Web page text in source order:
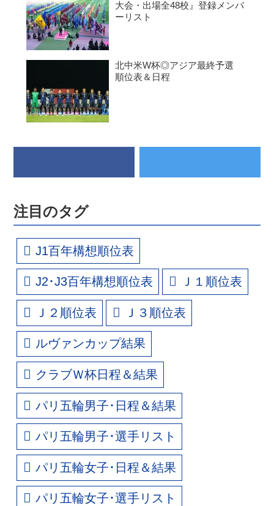
大会・出場全48校』登録メンバ
ーリスト
北中米W杯◎アジア最終予選
順位表＆日程
注目のタグ
J1百年構想順位表
J2･J3百年構想順位表 Ｊ１順位表
Ｊ２順位表 Ｊ３順位表
ルヴァンカップ結果
クラブＷ杯日程＆結果
パリ五輪男子･日程＆結果
パリ五輪男子･選手リスト
パリ五輪女子･日程＆結果
パリ五輪女子･選手リスト